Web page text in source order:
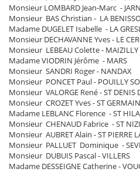
Monsieur LOMBARD Jean-Marc -
Monsieur BAS Christian - LA
Madame DUGELET Isabelle - LA
Monsieur DECHAVANNE Yves - LE
Monsieur LEBEAU Colette - MAIZILLY
Madame VIODRIN Jérôme - MARS
Monsieur SANDRI Roger - NANDAX
Monsieur PONCET Paul - POUILLY
Monsieur VALORGE René - ST DENIS
Monsieur CROZET Yves - ST
Madame LEBLANC Florence - ST
Monsieur CHENAUD Fabrice - ST
Monsieur AUBRET Alain - ST PIERRE
Monsieur PALLUET Dominique -
Monsieur DUBUIS Pascal - VILLERS
Madame DESSEIGNE Catherine -